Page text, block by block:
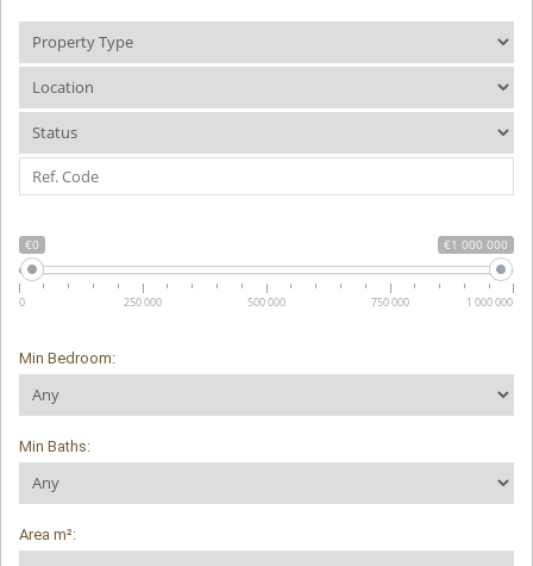
€0 €1 000 000
0 250 000 500 000 750 000 1 000 000
Min Bedroom:
Min Baths:
Area m²: